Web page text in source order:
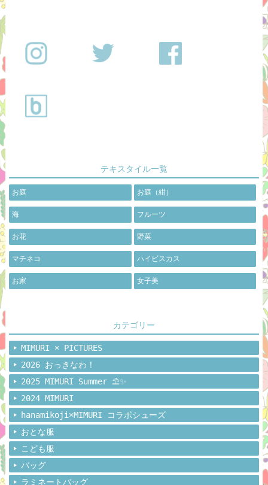
テキスタイル一覧
お庭 お庭（紺）
海 フルーツ
お花 野菜
マチネコ ハイビスカス
お家 女子美
カテゴリー
MIMURI × PICTURES
2026 おっきなわ！
2025 MIMURI Summer ⛱️✨
2024 MIMURI
hanamikoji×MIMURI コラボシューズ
おとな服
こども服
バッグ
ラミネートバッグ